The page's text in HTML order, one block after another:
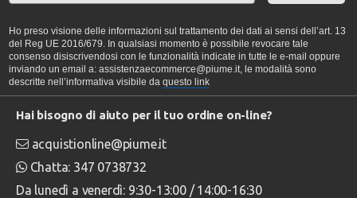
Ho preso visione delle informazioni sul trattamento dei dati ai sensi dell’art. 13
del Reg UE 2016/679. In qualsiasi momento è possibile revocare tale
consenso disiscrivendosi con le funzionalità indicate in tutte le e-mail oppure
inviando un email a: assistenzaecommerce@piume.it, le modalità sono
descritte nell’informativa visibile da questo link
Hai bisogno di aiuto per il tuo ordine on-line?
acquistionline@piume.it
Chatta: 347 0738732
Da lunedì a venerdì: 9:30-13:00 / 14:00-16:30